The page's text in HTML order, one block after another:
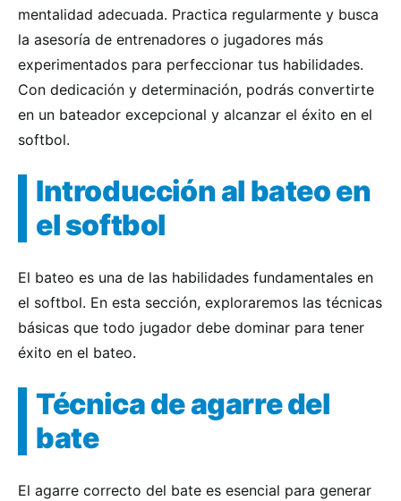
mentalidad adecuada. Practica regularmente y busca
la asesoría de entrenadores o jugadores más
experimentados para perfeccionar tus habilidades.
Con dedicación y determinación, podrás convertirte
en un bateador excepcional y alcanzar el éxito en el
softbol.
Introducción al bateo en
el softbol
El bateo es una de las habilidades fundamentales en
el softbol. En esta sección, exploraremos las técnicas
básicas que todo jugador debe dominar para tener
éxito en el bateo.
Técnica de agarre del
bate
El agarre correcto del bate es esencial para generar